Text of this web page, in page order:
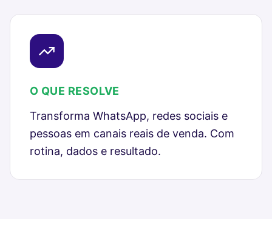
O QUE RESOLVE
Transforma WhatsApp, redes sociais e
pessoas em canais reais de venda. Com
rotina, dados e resultado.